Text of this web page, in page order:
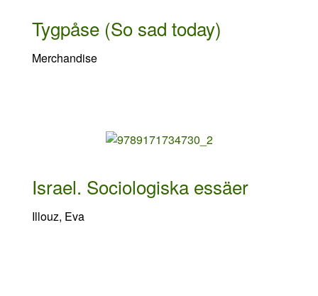
Tygpåse (So sad today)
Merchandise
Israel. Sociologiska essäer
Illouz, Eva